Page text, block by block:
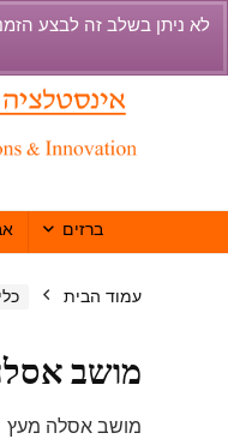
ברזים
עמוד הבית
מושב
מושב אסלה מעץ